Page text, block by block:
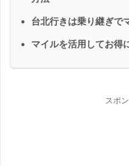
台北行きは乗り継ぎで
マイルを活用してお得
スポ